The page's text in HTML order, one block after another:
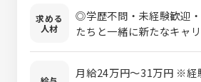
ありますが、店舗内での
響型の営業スタイルです
ただける物件をご紹介し
だいたときの達成感はひとしお
求める
人材
◎学歴不問・未経験歓迎
たちと一緒に新たなキャ
【こんな方を歓迎します！
月給24万円～31万円 ※経